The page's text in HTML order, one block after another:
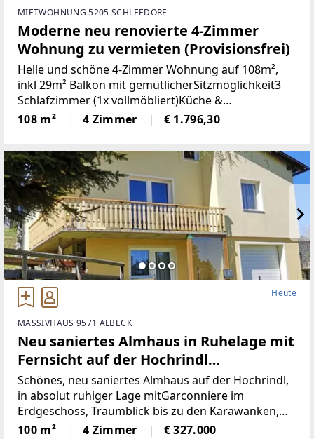
MIETWOHNUNG 5205 SCHLEEDORF
Moderne neu renovierte 4-Zimmer
Wohnung zu vermieten (Provisionsfrei)
Helle und schöne 4-Zimmer Wohnung auf 108m²,
inkl 29m² Balkon mit gemütlicherSitzmöglichkeit3
Schlafzimmer (1x vollmöbliert)Küche &
Wohnbereich (Küche mit Steinplatte und
hochwertigen Geräten)Badezimmer (neu)WC (neu)2
108 m² 4 Zimmer € 1.796,30
Heute
MASSIVHAUS 9571 ALBECK
Neu saniertes Almhaus in Ruhelage mit
Fernsicht auf der Hochrindl
(Provisionsfrei)
Schönes, neu saniertes Almhaus auf der Hochrindl,
in absolut ruhiger Lage mitGarconniere im
Erdgeschoss, Traumblick bis zu den Karawanken,
Sonnenlage, hierscheint den ganzen Tag die Sonne,
100 m² 4 Zimmer € 327.000